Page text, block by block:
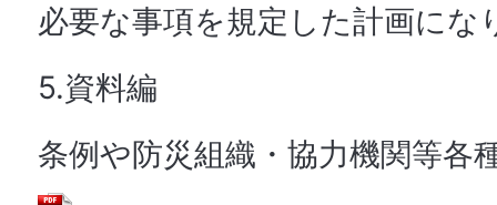
必要な事項を規定した計画にな
5.資料編
条例や防災組織・協力機関等各